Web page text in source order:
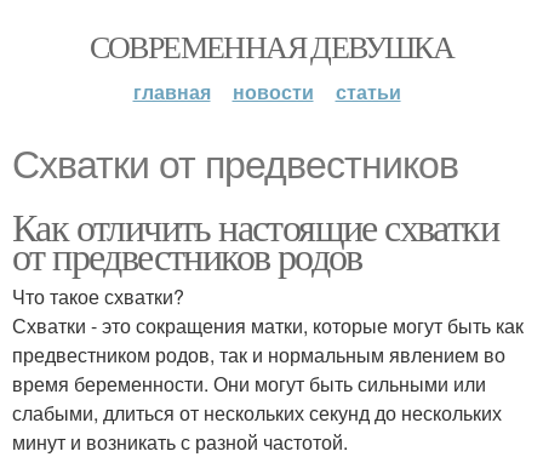
СОВРЕМЕННАЯ ДЕВУШКА
главная новости статьи
Схватки от предвестников
Как отличить настоящие схватки
от предвестников родов
Что такое схватки?
Схватки - это сокращения матки, которые могут быть как
предвестником родов, так и нормальным явлением во
время беременности. Они могут быть сильными или
слабыми, длиться от нескольких секунд до нескольких
минут и возникать с разной частотой.